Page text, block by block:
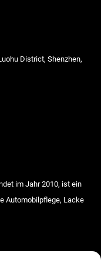
District, Shenzhen,
im Jahr 2010, ist ein
Automobilpflege, Lacke